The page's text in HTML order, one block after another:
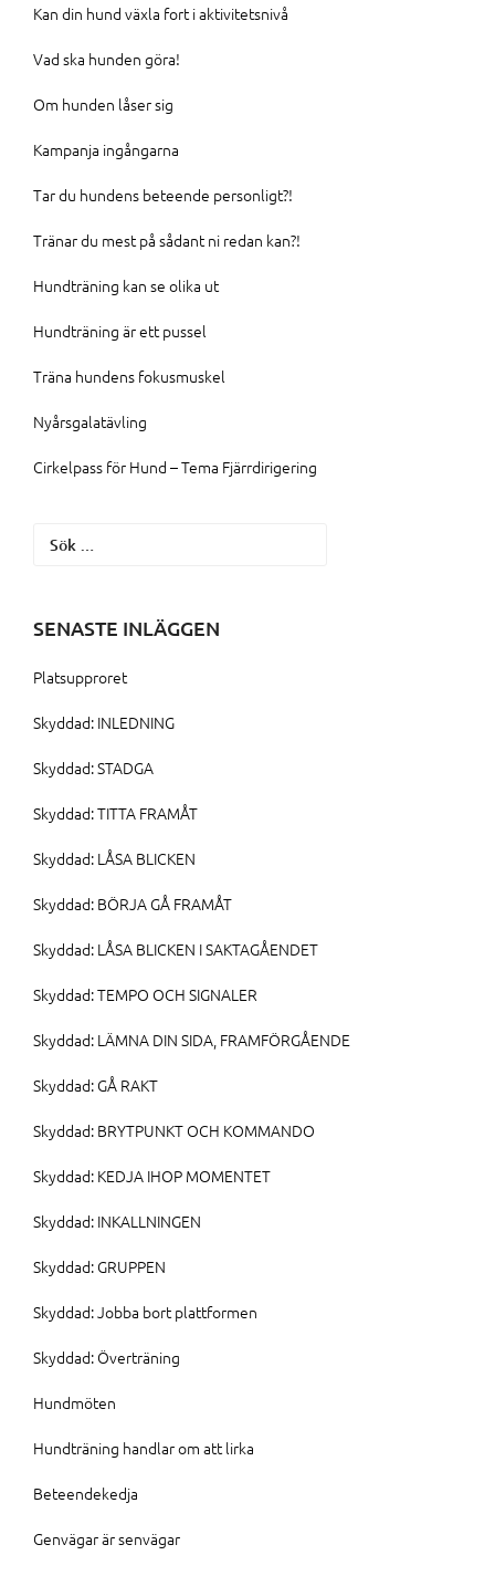
Kan din hund växla fort i aktivitetsnivå
Vad ska hunden göra!
Om hunden låser sig
Kampanja ingångarna
Tar du hundens beteende personligt?!
Tränar du mest på sådant ni redan kan?!
Hundträning kan se olika ut
Hundträning är ett pussel
Träna hundens fokusmuskel
Nyårsgalatävling
Cirkelpass för Hund – Tema Fjärrdirigering
Sök
SENASTE INLÄGGEN
Platsupproret
Skyddad: INLEDNING
Skyddad: STADGA
Skyddad: TITTA FRAMÅT
Skyddad: LÅSA BLICKEN
Skyddad: BÖRJA GÅ FRAMÅT
Skyddad: LÅSA BLICKEN I SAKTAGÅENDET
Skyddad: TEMPO OCH SIGNALER
Skyddad: LÄMNA DIN SIDA, FRAMFÖRGÅENDE
Skyddad: GÅ RAKT
Skyddad: BRYTPUNKT OCH KOMMANDO
Skyddad: KEDJA IHOP MOMENTET
Skyddad: INKALLNINGEN
Skyddad: GRUPPEN
Skyddad: Jobba bort plattformen
Skyddad: Överträning
Hundmöten
Hundträning handlar om att lirka
Beteendekedja
Genvägar är senvägar